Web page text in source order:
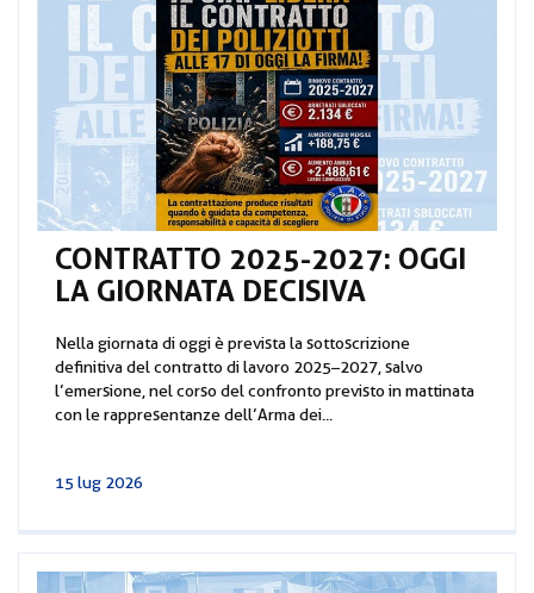
CONTRATTO 2025-2027: OGGI
LA GIORNATA DECISIVA
Nella giornata di oggi è prevista la sottoscrizione
definitiva del contratto di lavoro 2025–2027, salvo
l’emersione, nel corso del confronto previsto in mattinata
con le rappresentanze dell’Arma dei...
15 lug 2026